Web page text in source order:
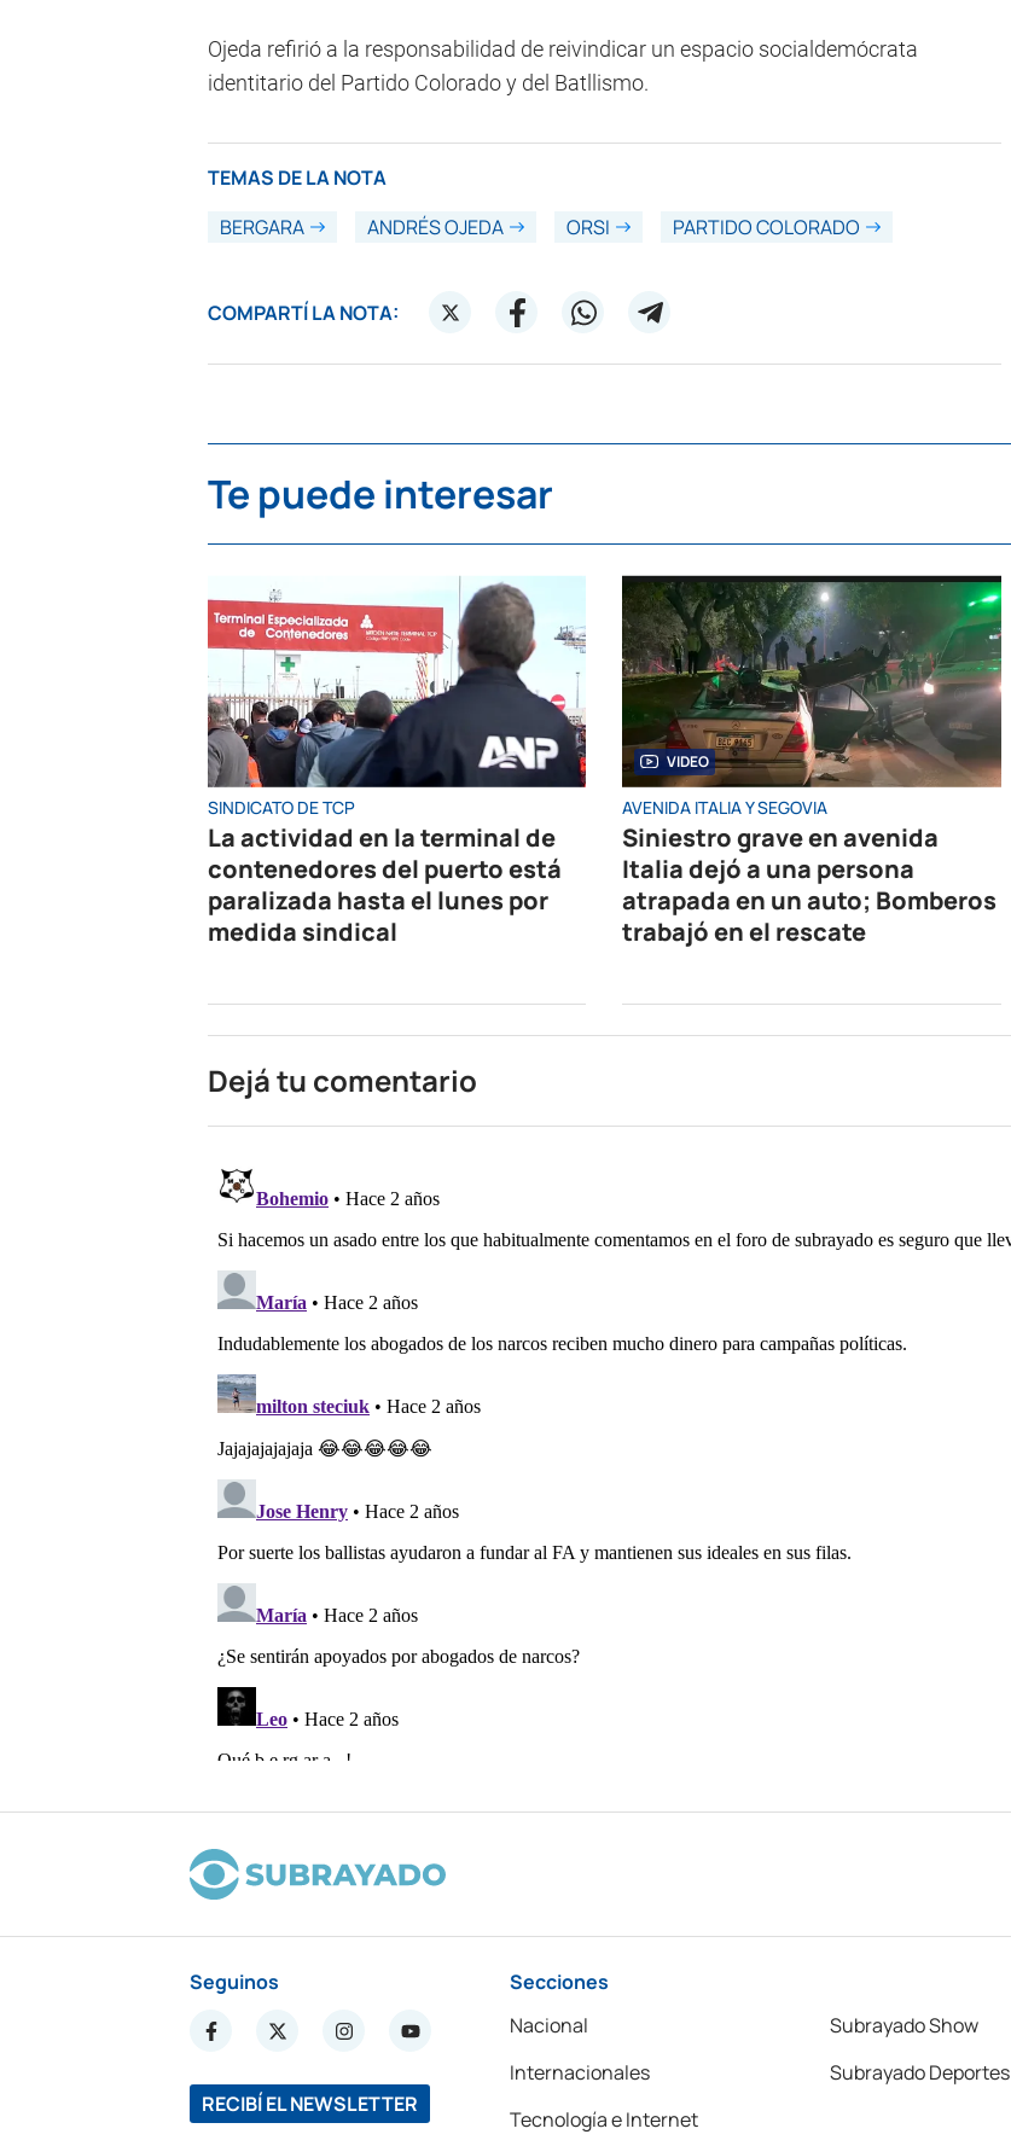
Ojeda refirió a la responsabilidad de reivindicar un espacio socialdemócrata
identitario del Partido Colorado y del Batllismo.
TEMAS DE LA NOTA
BERGARA
ANDRÉS OJEDA ORSI PARTIDO COLORADO
COMPARTÍ LA NOTA:
Te puede interesar
SINDICATO DE TCP
La actividad en la terminal de
contenedores del puerto está
paralizada hasta el lunes por
medida sindical
VIDEO
AVENIDA ITALIA Y SEGOVIA
Siniestro grave en avenida
Italia dejó a una persona
atrapada en un auto; Bomberos
trabajó en el rescate
Dejá tu comentario
Seguinos
RECIBÍ EL NEWSLETTER
Secciones
Nacional
Internacionales
Tecnología e Internet
Subrayado Show
Subrayado Deportes